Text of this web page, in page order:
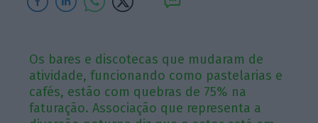
Os bares e discotecas que mudaram de
atividade, funcionando como pastelarias e
cafés, estão com quebras de 75% na
faturação. Associação que representa a